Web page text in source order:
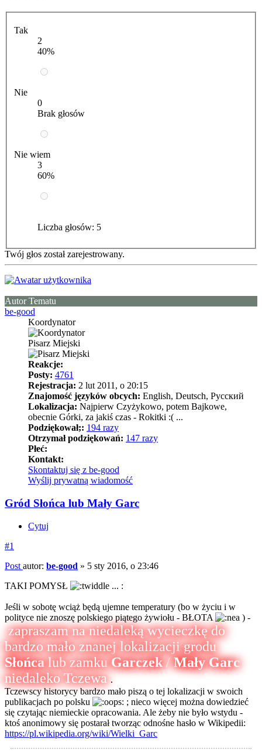
Tak
2
40%
Nie
0
Brak głosów
Nie wiem
3
60%
Liczba głosów: 5
Twój głos został zarejestrowany.
Autor Tematu
be-good
Koordynator
Pisarz Miejski
Reakcje:
Posty: 4761
Rejestracja: 2 lut 2011, o 20:15
Znajomość języków obcych: English, Deutsch, Pусский
Lokalizacja: Najpierw Czyżykowo, potem Bajkowe,
obecnie Górki, za jakiś czas - Rokitki :( ...
Podziękował;: 194 razy
Otrzymał podziękowań: 147 razy
Płeć:
Kontakt:
Skontaktuj się z be-good
Wyślij prywatną wiadomość
Gród Słońca lub Mały Garc
Cytuj
#1
Post autor: be-good » 5 sty 2016, o 23:46
TAKI POMYSŁ
... :
Jeśli w sobotę wciąż będą ujemne temperatury (bo w życiu i w
polityce nie znoszę polskiego piątego żywiołu - BŁOTA
) -
zapraszam na niedaleką wycieczkę do
bardzo mało znanej lokalizacji grodu
Słońcalub zamku Garczek /Mały Garc
niedaleko Tczewa .
Tczewscy historycy bardzo mało piszą o tej lokalizacji w swoich
publikacjach po polsku
; nieco więcej można dowiedzieć
się czytając niemieckie opracowania. Ale żeby nie było wstydu -
ktoś anonimowy się postarał tworząc odnośne hasło w Wikipedii:
https://pl.wikipedia.org/wiki/Wielki_Garc